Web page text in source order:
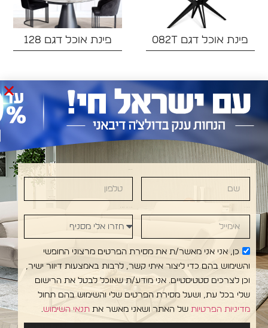
פינת אוכל דגם 082T‏ פינת אוכל דגם 128‏
DIVANI • DOLCE DIVANI •
כן, אני אני מאשר/ת את מסירת הפרטים מרצוני החופשי
והשימוש בהם כדי ליצור איתי קשר, לרבות באמצעות דיוור ישיר,
וכן לצרכים סטטיסטיים. אני מודע/ת שאוכל לבטל את הרישום
שלי בכל עת, ושעל מסירת הפרטים שלי והשימוש בהם תחול
מדיניות הפרטיות של האתר ושאני מאשר את תנאי השימוש.